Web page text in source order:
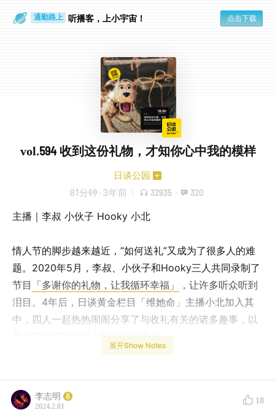
通勤路上 听播客，上小宇宙！ 点击下载
vol.594 收到这份礼物，才知你心中我的模样
日谈公园
81分钟 · 3年前 32935 · 320
主播｜李叔 小伙子 Hooky 小北
情人节的脚步越来越近，“如何送礼”又成为了很多人的难
题。2020年5月，李叔、小伙子和Hooky三人共同录制了
节目 「多谢你的礼物，让我循环幸福」
，让许多听众听到
泪目。4年后，日谈黄金栏目「维她命」主播小北加入其
中，四人一起热热闹闹分享了与收礼有关的诸多趣事，以
及当下对于礼物与人际关系的思考。
后，惨遭两次伤害？小北与前男友重见时，对方送来一个
红色礼盒，里面是什么“暗藏杀机”？Hooky与暧昧期的男
展开Show Notes
李志明
2024.2.01
18